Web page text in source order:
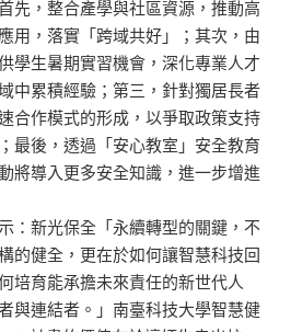
先，整合產學與社區資源，推動高
用，落實「跨域共好」；其次，由
學生暑期實習機會，深化專業人才
中累積經驗；第三，針對獨居長者
合作模式的形成，以爭取政策支持
最後，透過「安心教室」安全教育
將導入更多安全知識，進一步增進
：新光保全「永續轉型的關鍵，不
的健全，更在於如何讓智慧科技回
培育能承擔未來責任的新世代人
與連結者。」南臺科技大學智慧健